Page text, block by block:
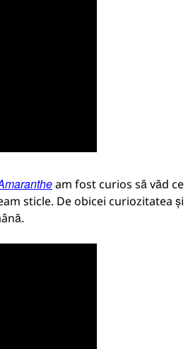
am fost curios să văd ce
sticle. De obicei curiozitatea și